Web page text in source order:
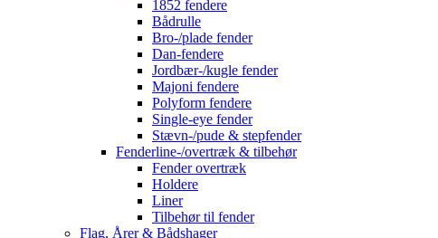
1852 fendere
Bådrulle
Bro-/plade fender
Dan-fendere
Jordbær-/kugle fender
Majoni fendere
Polyform fendere
Single-eye fender
Stævn-/pude & stepfender
Fenderline-/overtræk & tilbehør
Fender overtræk
Holdere
Liner
Tilbehør til fender
Flag, Årer & Bådshager